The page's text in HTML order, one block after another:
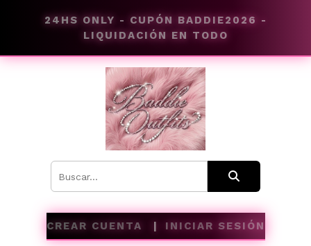
24HS ONLY - CUPÓN BADDIE2026 -
LIQUIDACIÓN EN TODO
CREAR CUENTA INICIAR SESIÓN